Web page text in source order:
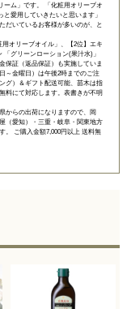
ーム 」です。 「化粧用オリーブオ
愛用していきたいと思います」
だいているお客様が多いのが、と
用オリーブオイル 」、【2位】
エキ
「グリーンローション(果汁水)」
保証（返品保証）
も実施していま
～金曜日）は午後2時までのご注
グ）＆ギフト配送可能、苗木は指
料にて対応します。表書きが不明
からの出荷になりますので、岡
（愛知）・三重・岐阜・関東地方
。 ご購入金額7,000円以上 送料無